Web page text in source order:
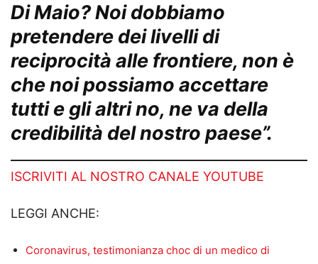
Di Maio? Noi dobbiamo
pretendere dei livelli di
reciprocità alle frontiere, non è
che noi possiamo accettare
tutti e gli altri no, ne va della
credibilità del nostro paese”.
ISCRIVITI AL NOSTRO CANALE YOUTUBE
LEGGI ANCHE:
Coronavirus, testimonianza choc di un medico di